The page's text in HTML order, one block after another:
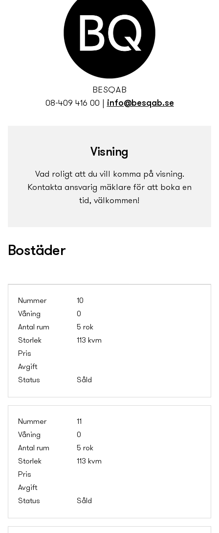
BESQAB
08-409 416 00
info@besqab.se
Visning
Vad roligt att du vill komma på visning.
Kontakta ansvarig mäklare för att boka en
tid, välkommen!
Bostäder
10
0
5 rok
113 kvm
Såld
11
0
5 rok
113 kvm
Såld